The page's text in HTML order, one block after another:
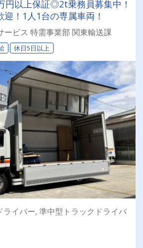
円以上保証◎2t乗務員募集中！
！1人1台の専属車両！
ービス 特需事業部 関東輸送課
休日5日以上
ライバー, 準中型トラックドライバ